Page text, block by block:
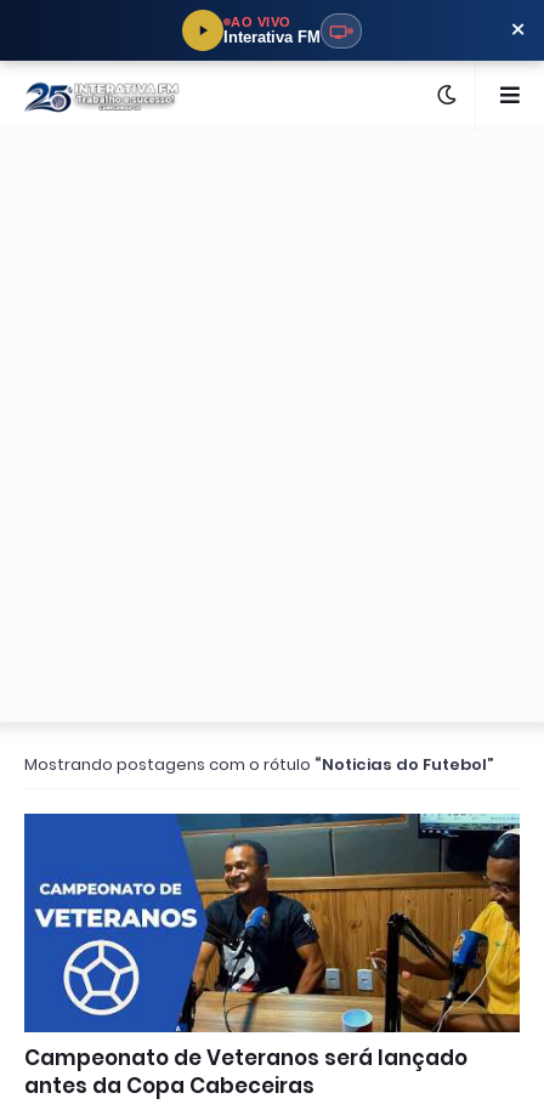
AO VIVO
Interativa FM ×
Mostrando postagens com o rótulo Noticias do Futebol
Campeonato de Veteranos será lançado
antes da Copa Cabeceiras